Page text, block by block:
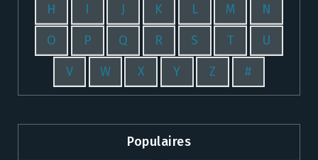
H I J K L M N
O P Q R S T U
V W X Y Z #
Populaires